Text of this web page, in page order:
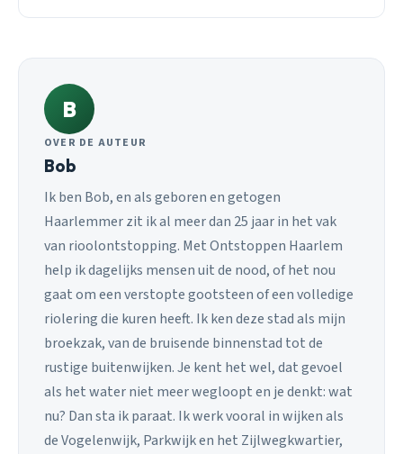
B
OVER DE AUTEUR
Bob
Ik ben Bob, en als geboren en getogen
Haarlemmer zit ik al meer dan 25 jaar in het vak
van rioolontstopping. Met Ontstoppen Haarlem
help ik dagelijks mensen uit de nood, of het nou
gaat om een verstopte gootsteen of een volledige
riolering die kuren heeft. Ik ken deze stad als mijn
broekzak, van de bruisende binnenstad tot de
rustige buitenwijken. Je kent het wel, dat gevoel
als het water niet meer wegloopt en je denkt: wat
nu? Dan sta ik paraat. Ik werk vooral in wijken als
de Vogelenwijk, Parkwijk en het Zijlwegkwartier,